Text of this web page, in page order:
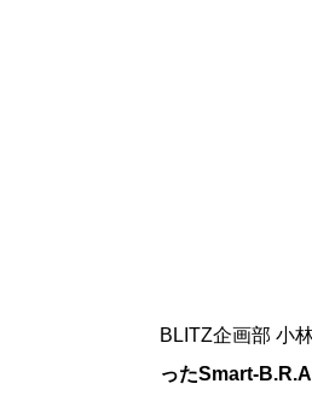
BLITZ企画部 小
ったSmart-